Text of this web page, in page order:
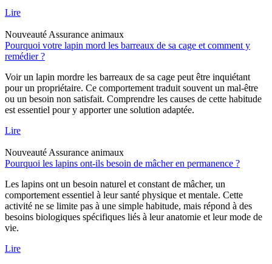
Lire
Nouveauté Assurance animaux
Pourquoi votre lapin mord les barreaux de sa cage et comment y
remédier ?
Voir un lapin mordre les barreaux de sa cage peut être inquiétant
pour un propriétaire. Ce comportement traduit souvent un mal-être
ou un besoin non satisfait. Comprendre les causes de cette habitude
est essentiel pour y apporter une solution adaptée.
Lire
Nouveauté Assurance animaux
Pourquoi les lapins ont-ils besoin de mâcher en permanence ?
Les lapins ont un besoin naturel et constant de mâcher, un
comportement essentiel à leur santé physique et mentale. Cette
activité ne se limite pas à une simple habitude, mais répond à des
besoins biologiques spécifiques liés à leur anatomie et leur mode de
vie.
Lire